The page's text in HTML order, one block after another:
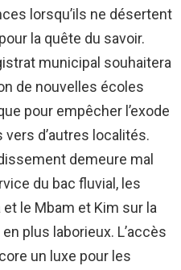
lorsqu’ils ne désertent
la quête du savoir.
municipal souhaitera
de nouvelles écoles
pour empêcher l’exode
d’autres localités.
demeure mal
du bac fluvial, les
le Mbam et Kim sur la
plus laborieux. L’accès
un luxe pour les